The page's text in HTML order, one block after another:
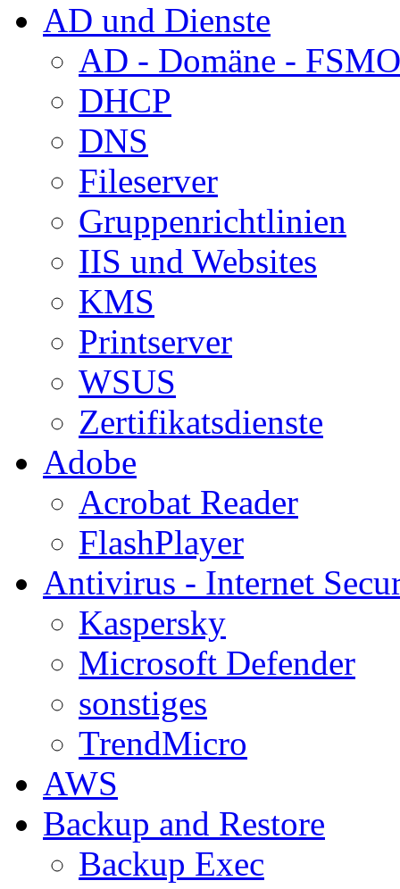
AD und Dienste
AD - Domäne - FSMO
DHCP
DNS
Fileserver
Gruppenrichtlinien
IIS und Websites
KMS
Printserver
WSUS
Zertifikatsdienste
Adobe
Acrobat Reader
FlashPlayer
Antivirus - Internet
Kaspersky
Microsoft Defender
sonstiges
TrendMicro
AWS
Backup and Restore
Backup Exec